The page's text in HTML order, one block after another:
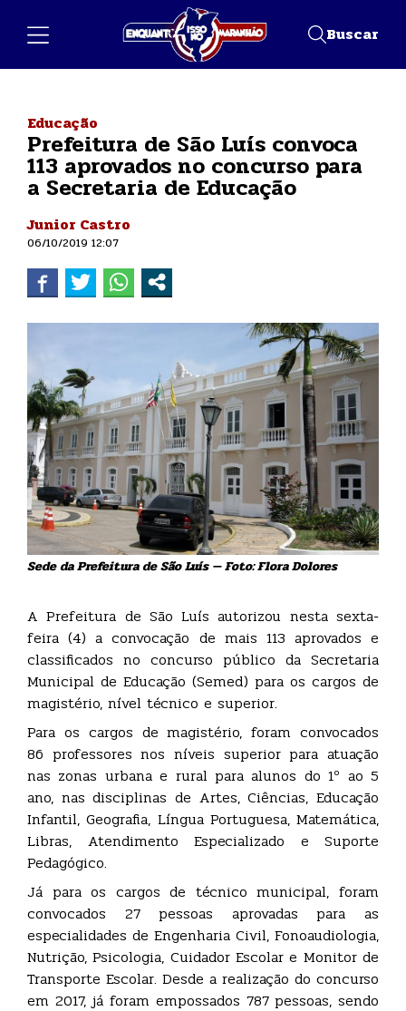
Buscar
Educação
Prefeitura de São Luís convoca
113 aprovados no concurso para
a Secretaria de Educação
Junior Castro
06/10/2019 12:07
Sede da Prefeitura de São Luís — Foto: Flora Dolores
A Prefeitura de São Luís autorizou nesta sexta-
feira (4) a convocação de mais 113 aprovados e
classificados no concurso público da Secretaria
Municipal de Educação (Semed) para os cargos de
magistério, nível técnico e superior.
Para os cargos de magistério, foram convocados
86 professores nos níveis superior para atuação
nas zonas urbana e rural para alunos do 1º ao 5
ano, nas disciplinas de Artes, Ciências, Educação
Infantil, Geografia, Língua Portuguesa, Matemática,
Libras, Atendimento Especializado e Suporte
Pedagógico.
Já para os cargos de técnico municipal, foram
convocados 27 pessoas aprovadas para as
especialidades de Engenharia Civil, Fonoaudiologia,
Nutrição, Psicologia, Cuidador Escolar e Monitor de
Transporte Escolar. Desde a realização do concurso
em 2017, já foram empossados 787 pessoas, sendo